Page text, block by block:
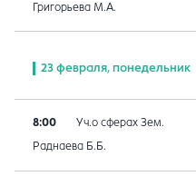
Григорьева М.А.
23 февраля, понедельник
8:00 Уч.о сферах Зем.
Раднаева Б.Б.